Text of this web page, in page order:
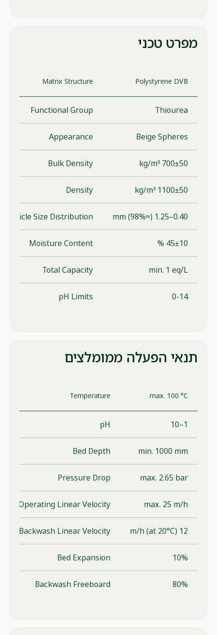
מפרט טכני
Polystyrene DVB
Matrix Structure
Thiourea
Functional Group
Beige Spheres
Appearance
700±50 kg/m³
Bulk Density
1100±50 kg/m³
Density
0.40–1.25 (≈98%) mm
Particle Size Distribution
45±10 %
Moisture Content
min. 1 eq/L
Total Capacity
0-14
pH Limits
תנאי הפעלה ממומלצים
max. 100 °C
Temperature
1–10
pH
min. 1000 mm
Bed Depth
max. 2.65 bar
Pressure Drop
max. 25 m/h
Operating Linear Velocity
12 m/h (at 20°C)
Backwash Linear Velocity
10%
Bed Expansion
80%
Backwash Freeboard